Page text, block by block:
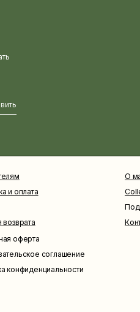
и оплата
возврата
оферта
соглашение
конфиденциальности
О